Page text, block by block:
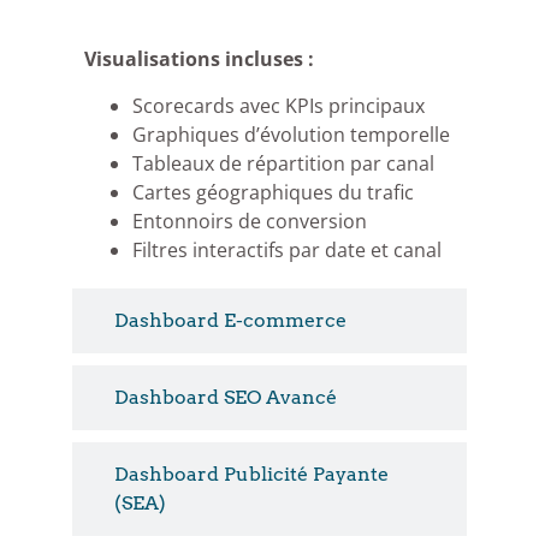
Dashboard E-commerce
Dashboard SEO Avancé
Dashboard Publicité Payante
(SEA)
Visualisations incluses :
Scorecards avec KPIs principaux
Graphiques d’évolution temporelle
Tableaux de répartition par canal
Cartes géographiques du trafic
Entonnoirs de conversion
Filtres interactifs par date et canal